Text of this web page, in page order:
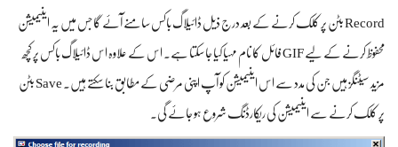
Record بٹن پر کلک کرنے کے بعد درج ذیل ڈائیلاگ باکس سامنے آئے گا جس میں یہ اینیمیشن
محفوظ کرنے کے لیے GIF فائل کا نام مہیا کیا جا سکتا ہے۔ اس کے علاوہ اس ڈائیلاگ باکس پر کچھ
مزید سیٹنگز ہیں جن کی مدد سے اس اینیمیشن کو آپ اپنی مرضی کے مطابق بنا سکتے ہیں۔ Save بٹن
پر کلک کرنے سے اینیمیشن کی ریکارڈنگ شروع ہو جائے گی۔